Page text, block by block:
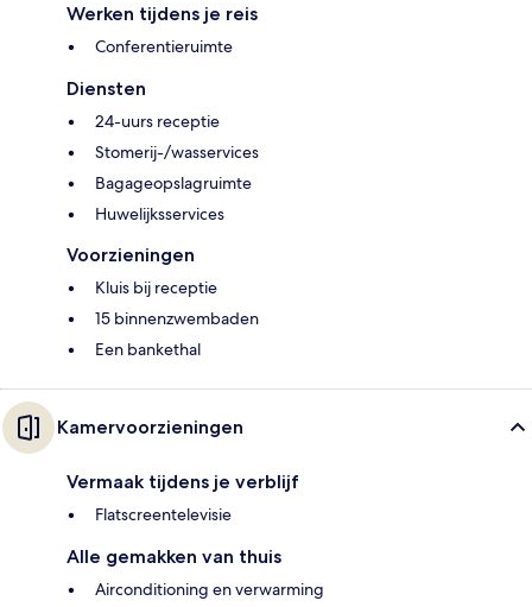
Werken tijdens je reis
Conferentieruimte
Diensten
24-uurs receptie
Stomerij-/wasservices
Bagageopslagruimte
Huwelijksservices
Voorzieningen
Kluis bij receptie
15 binnenzwembaden
Een bankethal
Kamervoorzieningen
Vermaak tijdens je verblijf
Flatscreentelevisie
Alle gemakken van thuis
Airconditioning en verwarming